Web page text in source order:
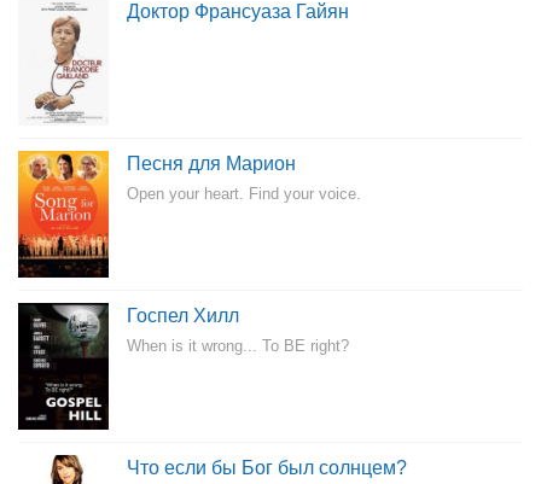
Доктор Франсуаза Гайян
Песня для Марион
Open your heart. Find your voice.
Госпел Хилл
When is it wrong... To BE right?
Что если бы Бог был солнцем?